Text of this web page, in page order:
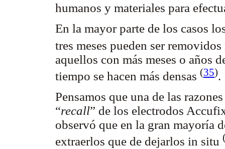
humanos y materiales para
En la mayor parte de los casos
tres meses pueden ser
aquellos con más meses o años
tiempo se hacen más densas (35).
Pensamos que una de las
“recall” de los electrodos
observó que en la gran mayoría
extraerlos que de dejarlos in situ